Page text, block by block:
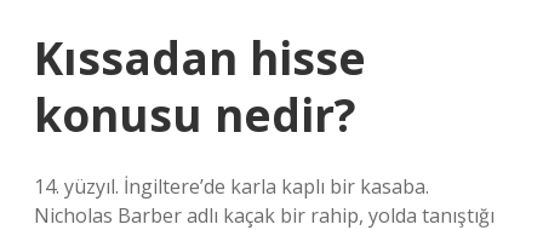
Kıssadan hisse
konusu nedir?
14. yüzyıl. İngiltere’de karla kaplı bir kasaba.
Nicholas Barber adlı kaçak bir rahip, yolda tanıştığı